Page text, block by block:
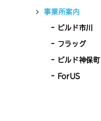
事業所案内
ビルド市川
フラッグ
ビルド神保町
ForUS